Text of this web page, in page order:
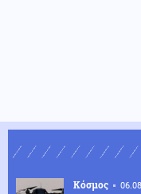
Κόσμος